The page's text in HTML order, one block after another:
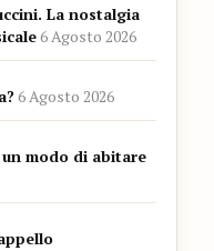
La nostalgia
6 Agosto 2026
6 Agosto 2026
modo di abitare